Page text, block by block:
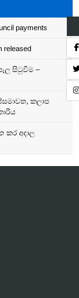
payments
released
සිටුවීම –
කලාප
අදාල